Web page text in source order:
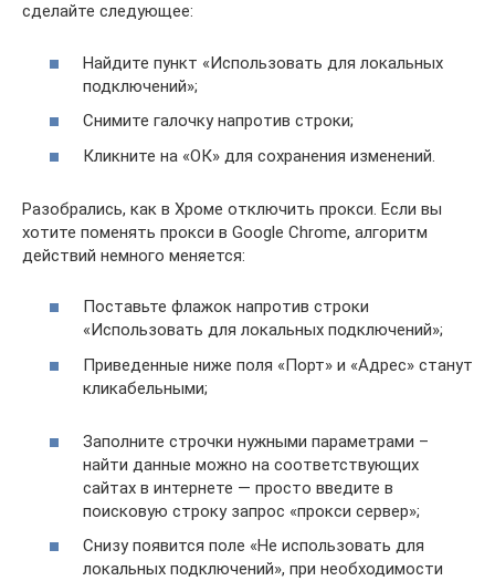
сделайте следующее:
Найдите пункт «Использовать для локальных
подключений»;
Снимите галочку напротив строки;
Кликните на «ОК» для сохранения изменений.
Разобрались, как в Хроме отключить прокси. Если вы
хотите поменять прокси в Google Chrome, алгоритм
действий немного меняется:
Поставьте флажок напротив строки
«Использовать для локальных подключений»;
Приведенные ниже поля «Порт» и «Адрес» станут
кликабельными;
Заполните строчки нужными параметрами –
найти данные можно на соответствующих
сайтах в интернете — просто введите в
поисковую строку запрос «прокси сервер»;
Снизу появится поле «Не использовать для
локальных подключений», при необходимости